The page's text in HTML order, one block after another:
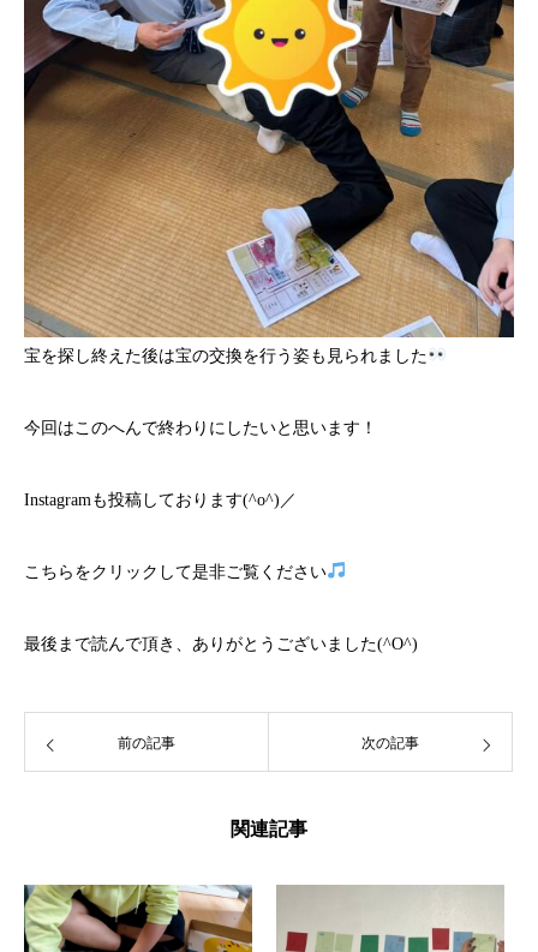
宝を探し終えた後は宝の交換を行う姿も見られました
今回はこのへんで終わりにしたいと思います！
Instagramも投稿しております(^o^)／
こちら をクリックして是非ご覧ください
最後まで読んで頂き、ありがとうございました(^O^)
前の記事 次の記事
関連記事